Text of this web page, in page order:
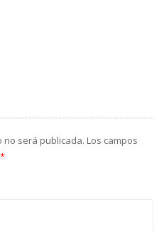
no será publicada. Los campos
*